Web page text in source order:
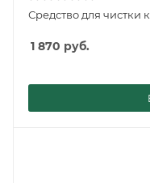
Средство для чистки
1 870 руб.